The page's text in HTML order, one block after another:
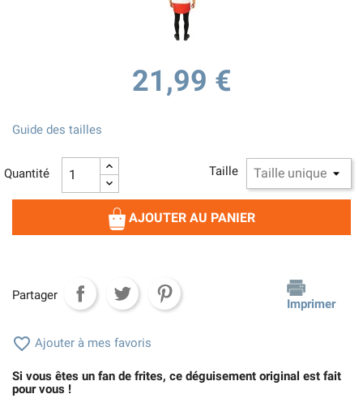
21,99 €
Taille
Guide des tailles
Quantité
AJOUTER AU PANIER
Partager
Imprimer
 Ajouter à mes favoris
Si vous êtes un fan de frites, ce déguisement original est fait
pour vous !